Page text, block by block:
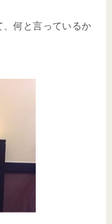
何と言っているか